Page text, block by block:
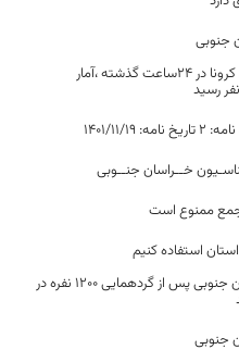
جنوبی
با شناسایی 7 مورد جدید مبتلا به ویروس کرونا در 24ساعت گذشته ،آمار
11/19
خــراسان جنــوبی
ممنوع است
استان استفاده کنیم
دانش و فرهنگ غذای محلی قروت خراسان جنوبی پس از گردهمایی 1200 نفره در
جنوبی